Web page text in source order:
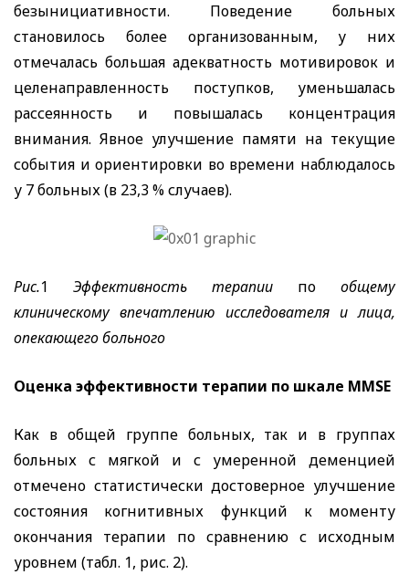
безынициативности. Поведение больных
становилось более организованным, у них
отмечалась большая адекватность мотивировок и
целенаправленность поступков, уменьшалась
рассеянность и повышалась концентрация
внимания. Явное улучшение памяти на текущие
события и ориентировки во времени наблюдалось
у 7 больных (в 23,3 % случаев).
Puс.1 Эффективность терапии по общему
клиническому впечатлению исследователя и лица,
опекающего больного
Оценка эффективности терапии по шкале MMSE
Как в общей группе больных, так и в группах
больных с мягкой и с умеренной деменцией
отмечено статистически достоверное улучшение
состояния когнитивных функций к моменту
окончания терапии по сравнению с исходным
уровнем (табл. 1, рис. 2).